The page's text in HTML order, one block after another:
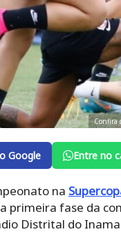
Confira
Google Entre no
na
fase da
Distrital do